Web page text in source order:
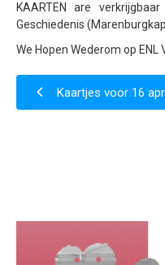
Beeldmateriaal
Contact
Contactinformatie
Inschrijfformulier
KAARTEN are
Geschiedenis
We Hopen Wederom op ENL
Kaartjes voor 16